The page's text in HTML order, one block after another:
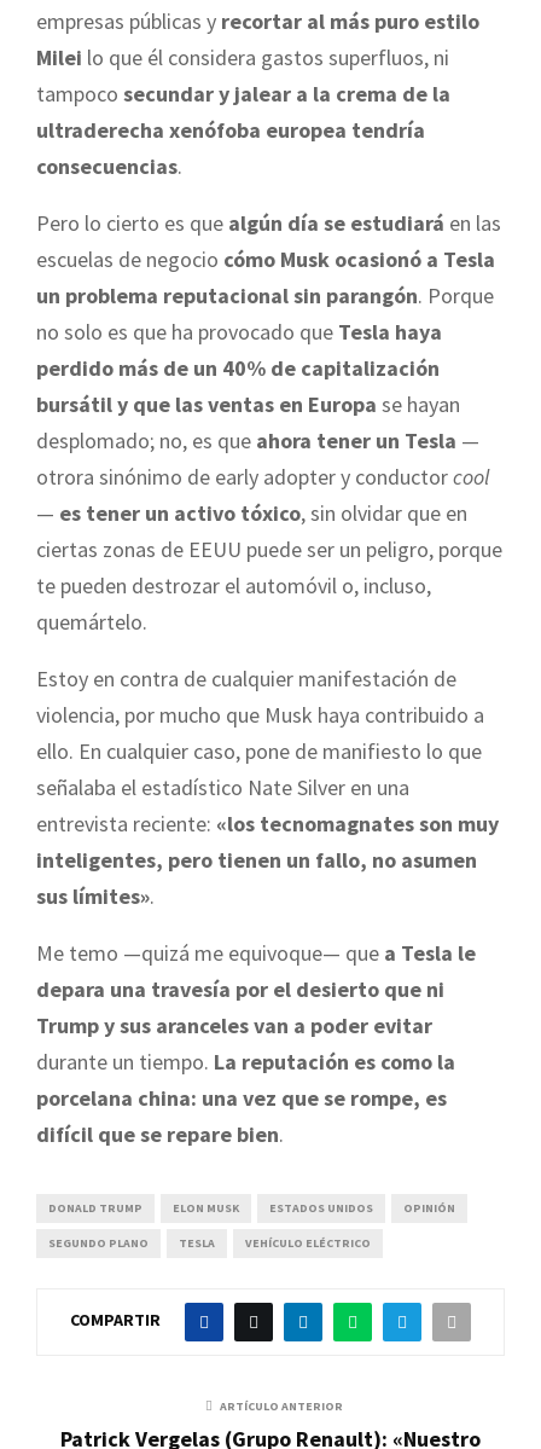
empresas públicas y recortar al más puro estilo
Milei lo que él considera gastos superfluos, ni
tampoco secundar y jalear a la crema de la
ultraderecha xenófoba europea tendría
consecuencias.
Pero lo cierto es que algún día se estudiará en las
escuelas de negocio cómo Musk ocasionó a Tesla
un problema reputacional sin parangón. Porque
no solo es que ha provocado que Tesla haya
perdido más de un 40% de capitalización
bursátil y que las ventas en Europa se hayan
desplomado; no, es que ahora tener un Tesla —
otrora sinónimo de early adopter y conductorcool
— es tener un activo tóxico, sin olvidar que en
ciertas zonas de EEUU puede ser un peligro, porque
te pueden destrozar el automóvil o, incluso,
quemártelo.
Estoy en contra de cualquier manifestación de
violencia, por mucho que Musk haya contribuido a
ello. En cualquier caso, pone de manifiesto lo que
señalaba el estadístico Nate Silver en una
entrevista reciente: «los tecnomagnates son muy
inteligentes, pero tienen un fallo, no asumen
sus límites».
Me temo —quizá me equivoque— que a Tesla le
depara una travesía por el desierto que ni
Trump y sus aranceles van a poder evitar
durante un tiempo. La reputación es como la
porcelana china: una vez que se rompe, es
difícil que se repare bien.
DONALD TRUMP ELON MUSK ESTADOS UNIDOS OPINIÓN
SEGUNDO PLANO TESLA VEHÍCULO ELÉCTRICO
COMPARTIR
ARTÍCULO ANTERIOR
Patrick Vergelas (Grupo Renault): «Nuestro